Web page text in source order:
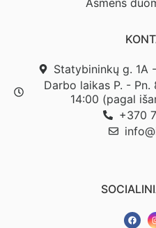
Statybininkų g. 1A
Darbo laikas P. -
14:00 (pagal
+370